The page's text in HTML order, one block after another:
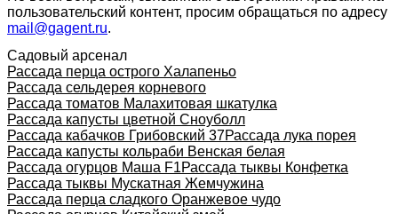
пользовательский контент, просим обращаться по адресу
mail@gagent.ru.
Садовый арсенал
Рассада перца острого Халапеньо
Рассада сельдерея корневого
Рассада томатов Малахитовая шкатулка
Рассада капусты цветной Сноуболл
Рассада кабачков Грибовский 37Рассада лука порея
Рассада капусты кольраби Венская белая
Рассада огурцов Маша F1Рассада тыквы Конфетка
Рассада тыквы Мускатная Жемчужина
Рассада перца сладкого Оранжевое чудо